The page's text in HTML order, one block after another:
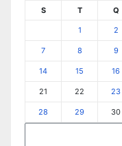
S T Q
1 2
7 8 9
14 15 16
21 22 23
28 29 30